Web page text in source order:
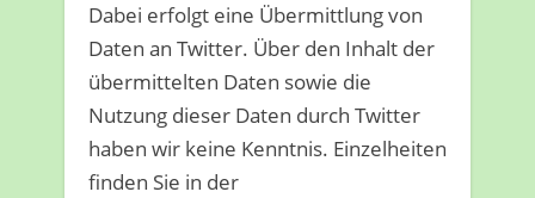
Dabei erfolgt eine Übermittlung von
Daten an Twitter. Über den Inhalt der
übermittelten Daten sowie die
Nutzung dieser Daten durch Twitter
haben wir keine Kenntnis. Einzelheiten
finden Sie in der